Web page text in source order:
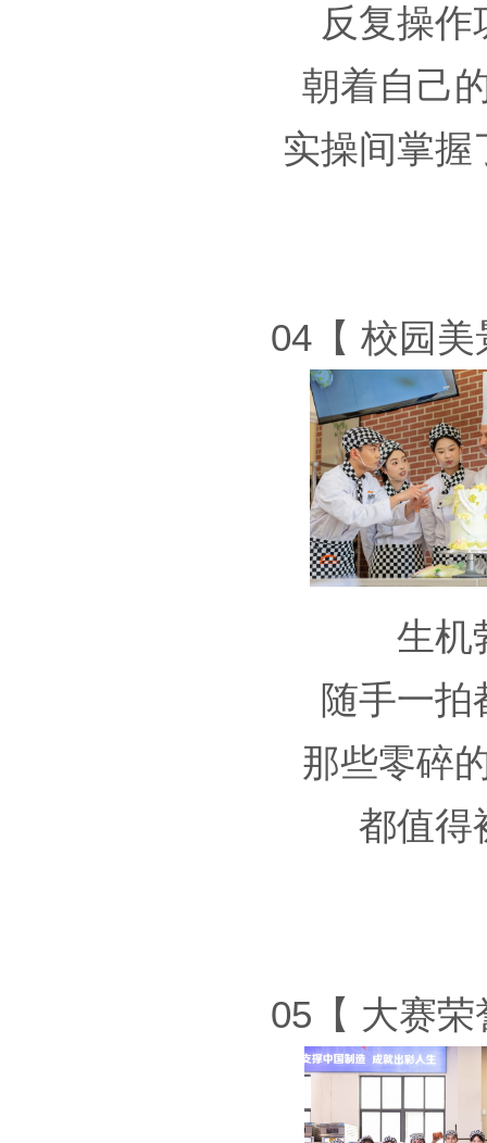
反复操作
朝着自己
实操间掌握
04【 校园
生机
随手一拍
那些零碎
都值得
05【 大赛